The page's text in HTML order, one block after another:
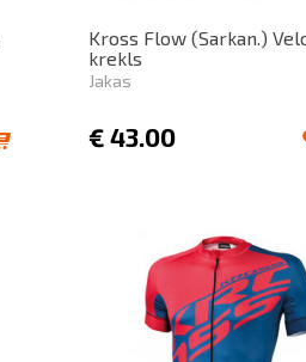
Kross Flow (Sarkan.)
krekls
Jakas
€43.00